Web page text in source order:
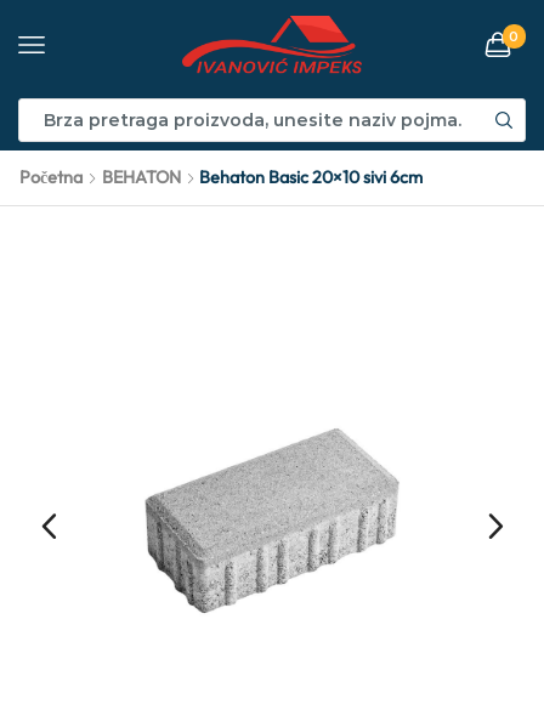
0
Početna BEHATON Behaton Basic 20×10 sivi 6cm